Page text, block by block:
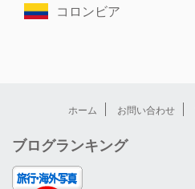
コロンビア
ホーム お問い合わせ
ブログランキング